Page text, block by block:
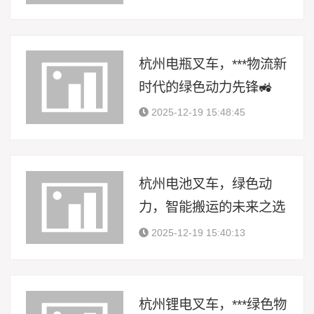
杭州电瓶叉车，***物流新
时代的绿色动力先锋🚜
2025-12-19 15:48:45
杭州电池叉车，绿色动
力，智能搬运的未来之选
🚚 2025-12-19 15:40:13
杭州锂电叉车，***绿色物